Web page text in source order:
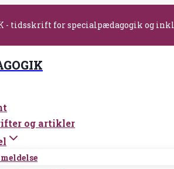
- tidsskrift for specialpædagogik og
og artikler